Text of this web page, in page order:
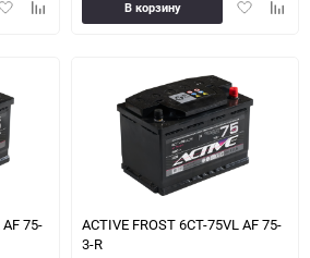
Добавить
Добавить
В корзину
АF 75-
ACTIVE FROST 6СТ-75VL АF 75-
3-R